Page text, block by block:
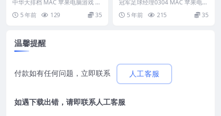
14 10.15 11 12
中华大排档 MAC 苹果电脑游戏 简
体中文版 支援10.13 10.14 10....
5 年前 129 35
10.13 10.14 10.15 11 12 适
用于APPLE CPU
冠军足球经理0304 MAC 苹果电脑
游戏 简体中文版 支援10.13 10.1...
5 年前 215 35
温馨提醒
付款如有任何问题，立即联系 人工客服
如遇下载出错，请即联系人工客服